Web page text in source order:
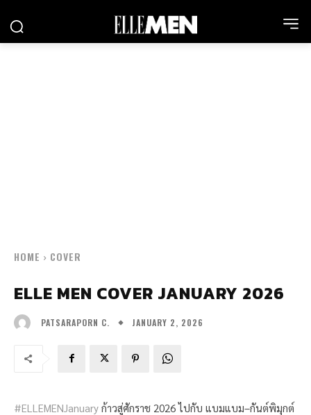
HOME COVER
ELLE MEN COVER JANUARY 2026
PATSARAPORN C. JANUARY 2, 2026
#ELLEMENJanuary ก้าวสู่ศักราช 2026 ไปกับ แบมแบม–กันต์พิมุกต์